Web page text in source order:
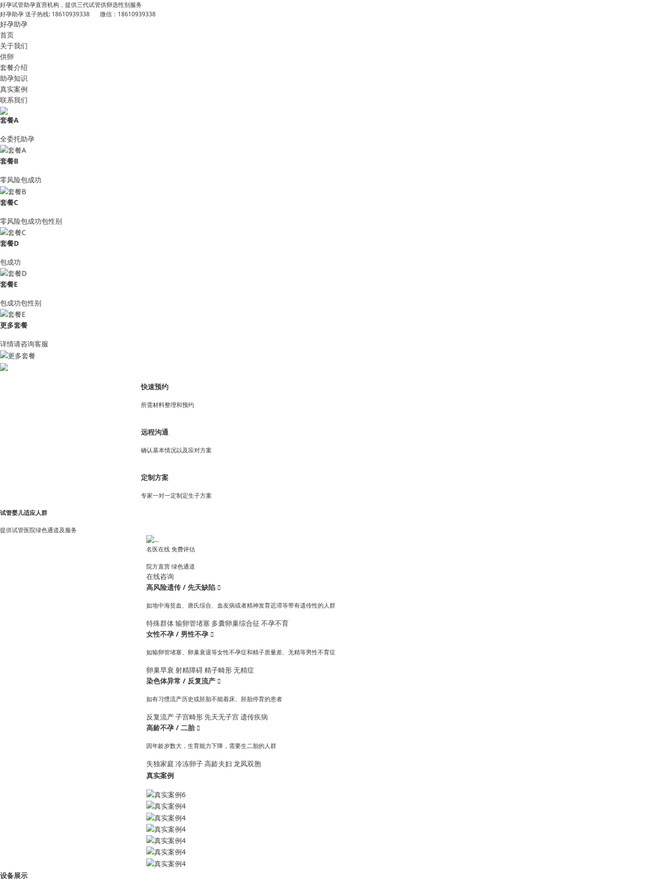
好孕试管助孕直营机构，提供三代试管供卵选性别服务
好孕助孕 送子热线: 18610939338 微信：18610939338
好孕助孕
首页
关于我们
供卵
套餐介绍
助孕知识
真实案例
联系我们
套餐A
全委托助孕
套餐B
零风险包成功
套餐C
零风险包成功包性别
套餐D
包成功
套餐E
包成功包性别
更多套餐
详情请咨询客服
快速预约
所需材料整理和预约
远程沟通
确认基本情况以及应对方案
定制方案
专家一对一定制定生子方案
试管婴儿适应人群
提供试管医院绿色通道及服务
名医在线 免费评估
院方直营绿色通道
在线咨询
高风险遗传 / 先天缺陷 
如地中海贫血、唐氏综合、血友病或者精神发育迟滞等带有遗传性的人群
特殊群体输卵管堵塞 多囊卵巢综合征 不孕不育
女性不孕 / 男性不孕 
如输卵管堵塞、卵巢衰退等女性不孕症和精子质量差、无精等男性不育症
卵巢早衰射精障碍精子畸形无精症
染色体异常 / 反复流产 
如有习惯流产历史或胚胎不能着床、胚胎停育的患者
反复流产子宫畸形先天无子宫遗传疾病
高龄不孕 / 二胎 
因年龄岁数大，生育能力下降，需要生二胎的人群
失独家庭 冷冻卵子高龄夫妇 龙凤双胞
真实案例
设备展示